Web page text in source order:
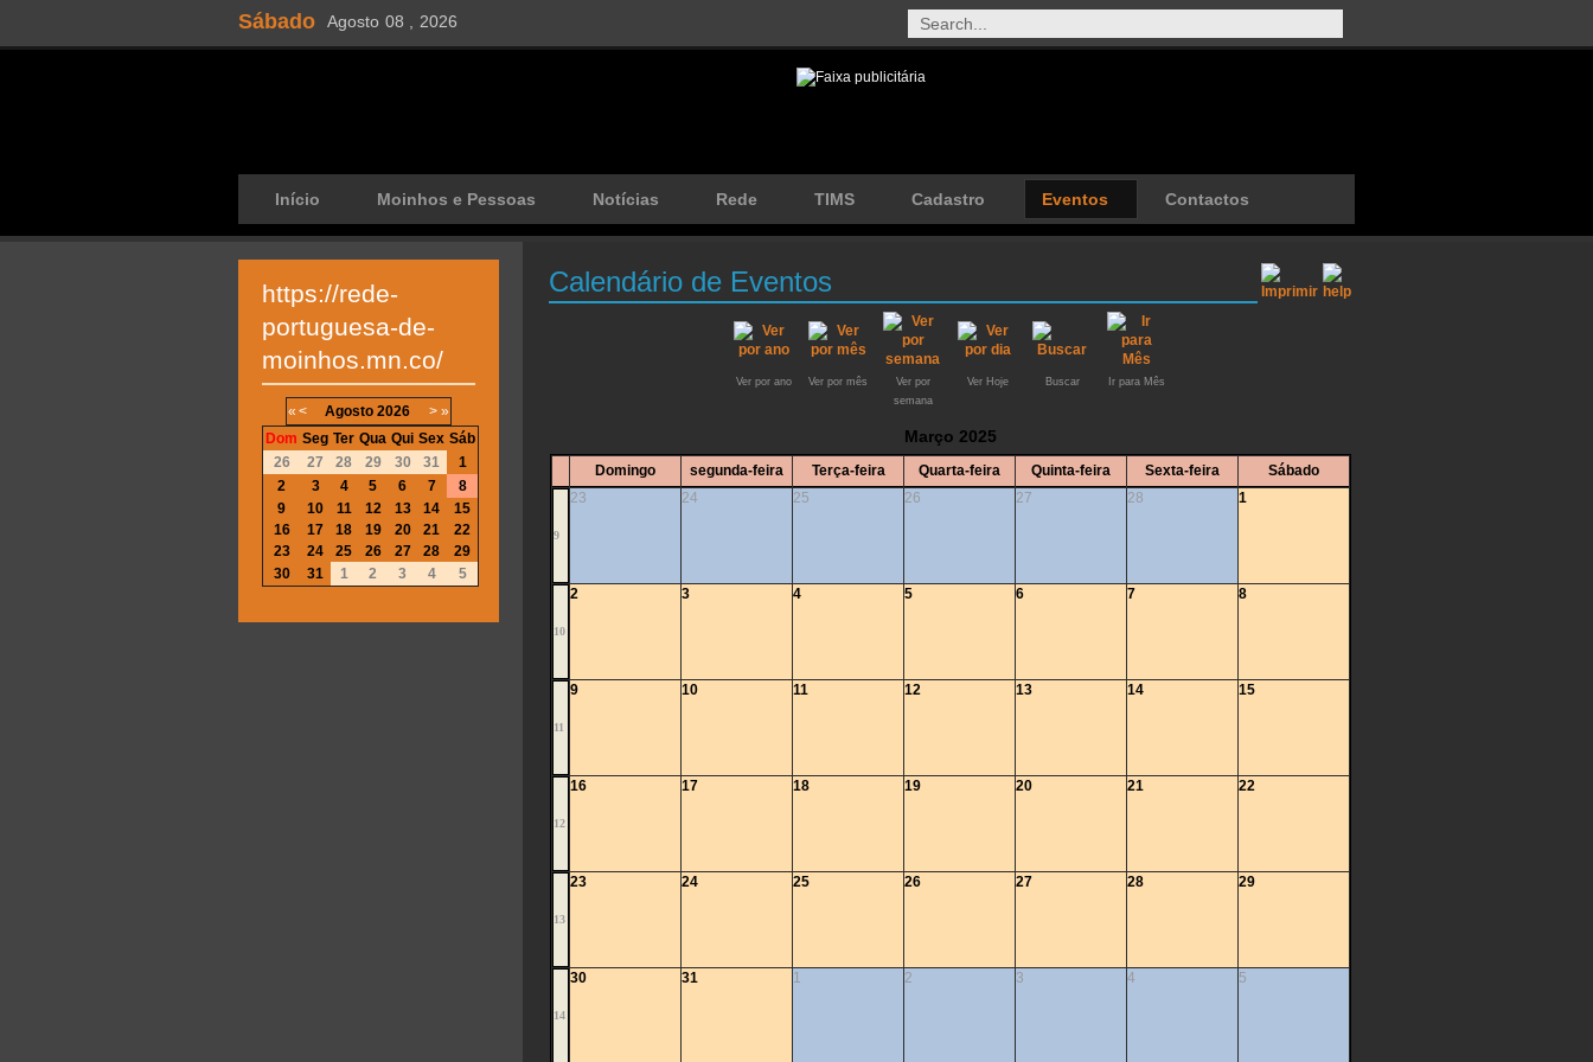
Sábado Agosto 08 , 2026
Início Moinhos e Pessoas Notícias Rede TIMS Cadastro Eventos Contactos
Calendário de Eventos
Ver por ano Ver por mês
Ver por
semana
Ver Hoje Buscar Ir para Mês
Março 2025
Domingo segunda-feira Terça-feira Quarta-feira Quinta-feira Sexta-feira Sábado
9
23 24 25 26 27 28 1
10
2 3 4 5 6 7 8
11
9 10 11 12 13 14 15
12
16 17 18 19 20 21 22
13
23 24 25 26 27 28 29
14
30 31 1 2 3 4 5
https://rede-
portuguesa-de-
moinhos.mn.co/
« < Agosto 2026 > »
Dom Seg Ter Qua Qui Sex Sáb
26
27 28 29 30 31
1
2
3 4 5 6 7
8
9
10 11 12 13 14
15
16
17 18 19 20 21
22
23
24 25 26 27 28
29
30
31 1 2 3 4 5